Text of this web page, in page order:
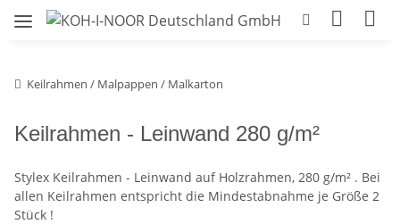
Keilrahmen / Malpappen / Malkarton
Keilrahmen - Leinwand 280 g/m²
Stylex Keilrahmen - Leinwand auf Holzrahmen, 280 g/m² . Bei
allen Keilrahmen entspricht die Mindestabnahme je Größe 2
Stück !